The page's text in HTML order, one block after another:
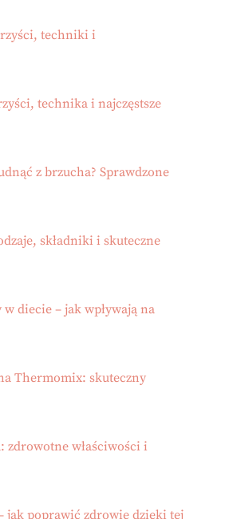
techniki i
technika i najczęstsze
z brzucha? Sprawdzone
składniki i skuteczne
diecie – jak wpływają na
Thermomix: skuteczny
zdrowotne właściwości i
jak poprawić zdrowie dzięki tej